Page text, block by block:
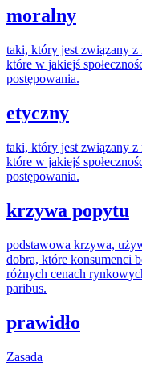
moralny
taki, który jest związany z
które w jakiejś
postępowania.
etyczny
taki, który jest związany z
które w jakiejś
postępowania.
krzywa popytu
podstawowa krzywa,
dobra, które konsumenci
różnych cenach
paribus.
prawidło
Zasada